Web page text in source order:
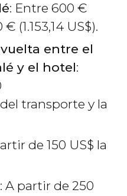
: Entre 600 €
€ (1.153,14 US$).
entre el
y el hotel:
transporte y la
de 150 US$ la
: A partir de 250